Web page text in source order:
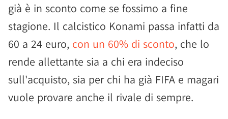
già è in sconto come se fossimo a fine
stagione. Il calcistico Konami passa infatti da
60 a 24 euro, con un 60% di sconto, che lo
rende allettante sia a chi era indeciso
sull'acquisto, sia per chi ha già FIFA e magari
vuole provare anche il rivale di sempre.